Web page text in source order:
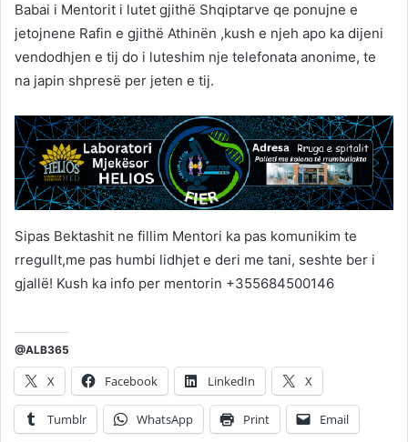
Babai i Mentorit i lutet gjithë Shqiptarve qe ponujne e
jetojnene Rafin e gjithë Athinën ,kush e njeh apo ka dijeni
vendodhjen e tij do i luteshim nje telefonata anonime, te
na japin shpresë per jeten e tij.
Sipas Bektashit ne fillim Mentori ka pas komunikim te
rregullt,me pas humbi lidhjet e deri me tani, seshte ber i
gjallë! Kush ka info per mentorin +355684500146
@ALB365
X Facebook LinkedIn X
Tumblr WhatsApp Print Email